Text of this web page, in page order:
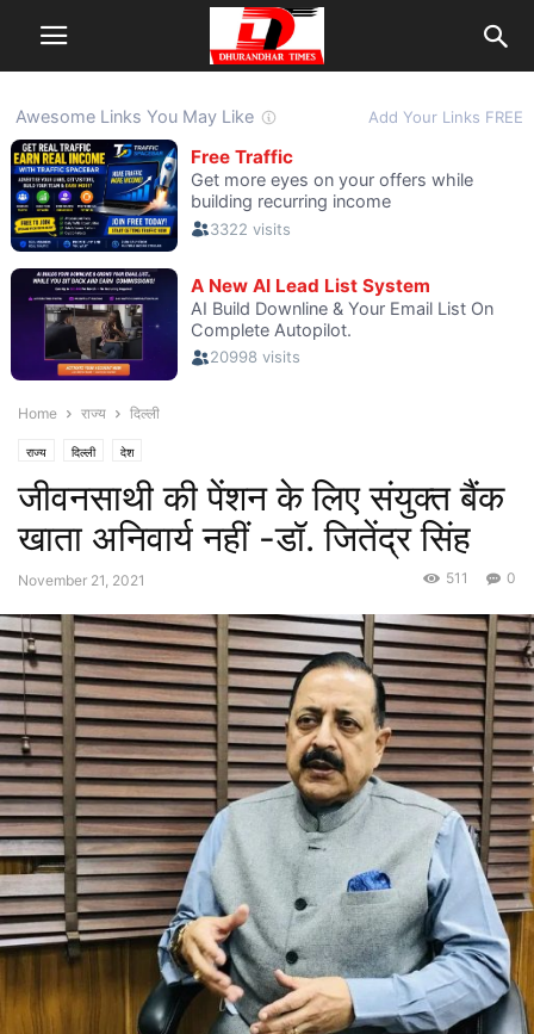
Home राज्य दिल्ली
राज्य दिल्ली देश
जीवनसाथी की पेंशन के लिए संयुक्त बैंक
खाता अनिवार्य नहीं -डॉ. जितेंद्र सिंह
November 21, 2021 0
511